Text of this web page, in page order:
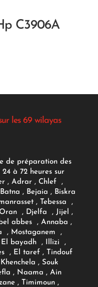
C3906A
les 69 wilayas
de préparation des
à 72 heures sur
, Adrar, Chlef ,
, Bejaia , Biskra
, Tebessa ,
Oran , Djelfa , Jijel ,
abbes , Annaba ,
, Mostaganem ,
bayadh , Illizi ,
, El taref , Tindouf
, Souk
, Naama , Ain
, Timimoun ,